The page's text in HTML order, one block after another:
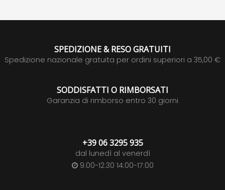
SPEDIZIONE & RESO GRATUITI
Spedizione nazionale gratuita per ordini superiori a 35,00 €
SODDISFATTI O RIMBORSATI
Garanzia di rimborso entro 30 giorni
+39 06 3295 935
dal lunedì al venerdì
9:00-12:30 14:00-17:00